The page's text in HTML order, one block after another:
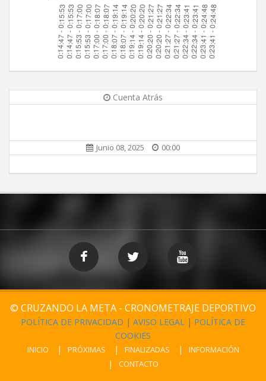
Cuenta Atrás
Junio 08, 2025 00:00
© CRUZANDO LA META - CRONOMETRAJE DEPORTIVO
POLÍTICA DE PRIVACIDAD | AVISO LEGAL | POLÍTICA DE
COOKIES
INICIO PRÓXIMAS FINALIZADAS
INFORMACIÓN
CONTACTO